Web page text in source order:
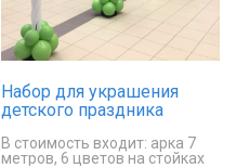
Набор для украшения
детского праздника
В стоимость входит: арка 7
метров, 6 цветов на стойках